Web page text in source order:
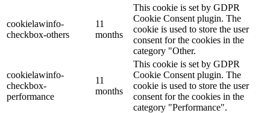
cookielawinfo-
checkbox-others
11
months
This cookie is set by GDPR
Cookie Consent plugin. The
cookie is used to store the user
consent for the cookies in the
category "Other.
cookielawinfo-
checkbox-
performance
11
months
This cookie is set by GDPR
Cookie Consent plugin. The
cookie is used to store the user
consent for the cookies in the
category "Performance".